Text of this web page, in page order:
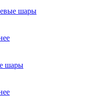
шары
шары